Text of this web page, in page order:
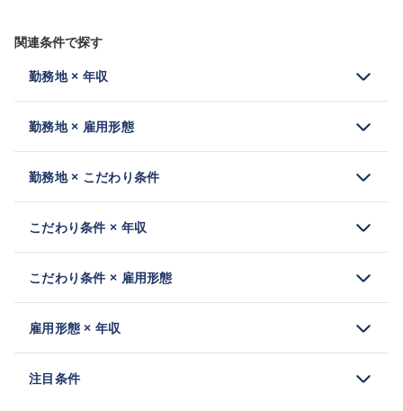
関連条件で探す
勤務地 × 年収
勤務地 × 雇用形態
勤務地 × こだわり条件
こだわり条件 × 年収
こだわり条件 × 雇用形態
雇用形態 × 年収
注目条件